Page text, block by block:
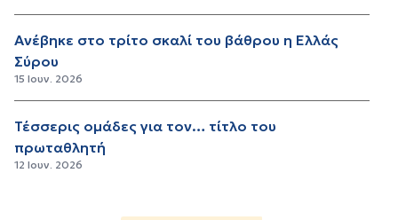
Ανέβηκε στο τρίτο σκαλί του βάθρου η Ελλάς
Σύρου
15 Ιουν. 2026
Τέσσερις ομάδες για τον… τίτλο του
πρωταθλητή
12 Ιουν. 2026